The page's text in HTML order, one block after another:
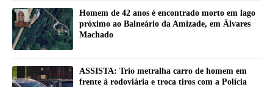
Homem de 42 anos é encontrado morto em lago
próximo ao Balneário da Amizade, em Álvares
Machado
ASSISTA: Trio metralha carro de homem em
frente à rodoviária e troca tiros com a Polícia